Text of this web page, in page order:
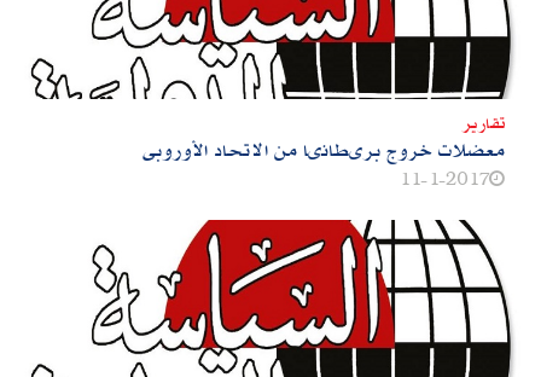
تقارير
معضلات خروج برىطانىا من الاتحاد الأوروبى
11-1-2017